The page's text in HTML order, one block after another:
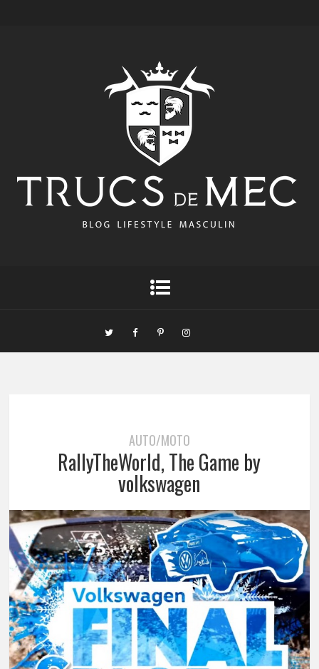
AUTO/MOTO
RallyTheWorld, The Game by
volkswagen